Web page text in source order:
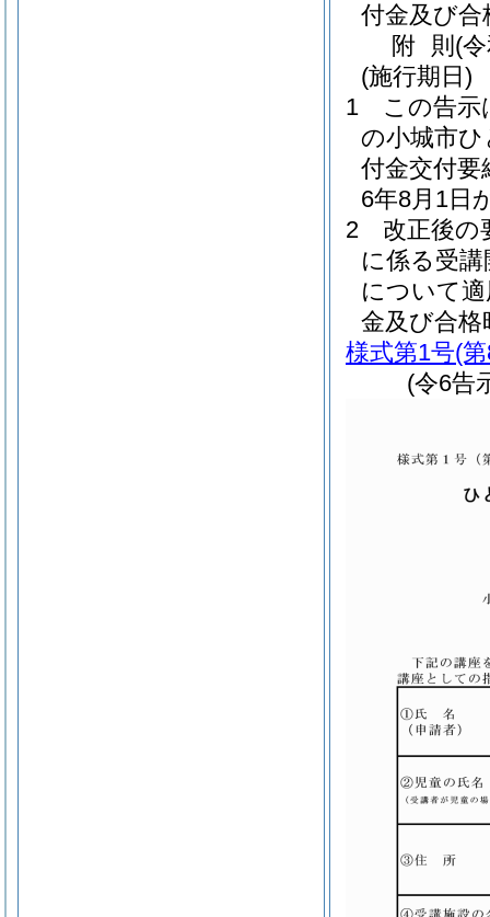
付金及び
附 則 (
(施行期日)
1
この告示
の小城市ひ
付金交付要
6年8月1日
2
改正後の
に係る受
について
金及び合
様式第1号(
(令6告